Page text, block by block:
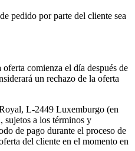
pedido por parte del cliente sea
comienza el día después de
un rechazo de la oferta
L-2449 Luxemburgo (en
sujetos a los términos y
de pago durante el proceso de
del cliente en el momento en